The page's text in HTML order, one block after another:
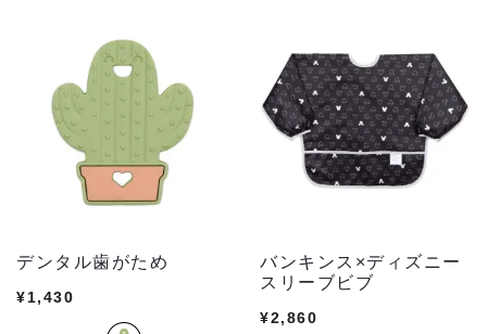
デンタル歯がため
¥1,430
バンキンス×ディズニー
スリーブビブ
¥2,860